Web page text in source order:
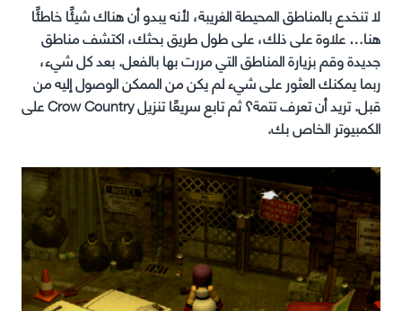
لا تنخدع بالمناطق المحيطة الغريبة، لأنه يبدو أن هناك شيئًا خاطئًا
هنا… علاوة على ذلك، على طول طريق بحثك، اكتشف مناطق
جديدة وقم بزيارة المناطق التي مررت بها بالفعل. بعد كل شيء،
ربما يمكنك العثور على شيء لم يكن من الممكن الوصول إليه من
قبل. تريد أن تعرف تتمة؟ ثم تابع سريعًا تنزيل Crow Country على
الكمبيوتر الخاص بك.